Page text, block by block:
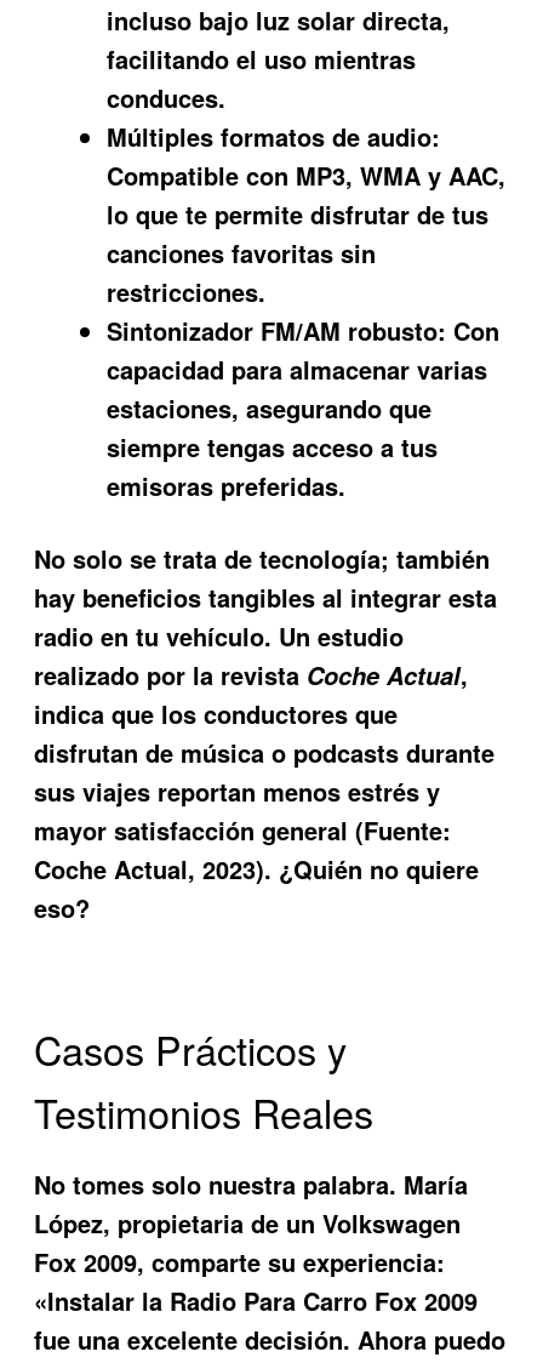
incluso bajo luz solar directa,
facilitando el uso mientras
conduces.
Múltiples formatos de audio:
Compatible con MP3, WMA y AAC,
lo que te permite disfrutar de tus
canciones favoritas sin
restricciones.
Sintonizador FM/AM robusto: Con
capacidad para almacenar varias
estaciones, asegurando que
siempre tengas acceso a tus
emisoras preferidas.
No solo se trata de tecnología; también
hay beneficios tangibles al integrar esta
radio en tu vehículo. Un estudio
realizado por la revista Coche Actual,
indica que los conductores que
disfrutan de música o podcasts durante
sus viajes reportan menos estrés y
mayor satisfacción general (Fuente:
Coche Actual, 2023). ¿Quién no quiere
eso?
Casos Prácticos y
Testimonios Reales
No tomes solo nuestra palabra. María
López, propietaria de un Volkswagen
Fox 2009, comparte su experiencia:
«Instalar la Radio Para Carro Fox 2009
fue una excelente decisión. Ahora puedo